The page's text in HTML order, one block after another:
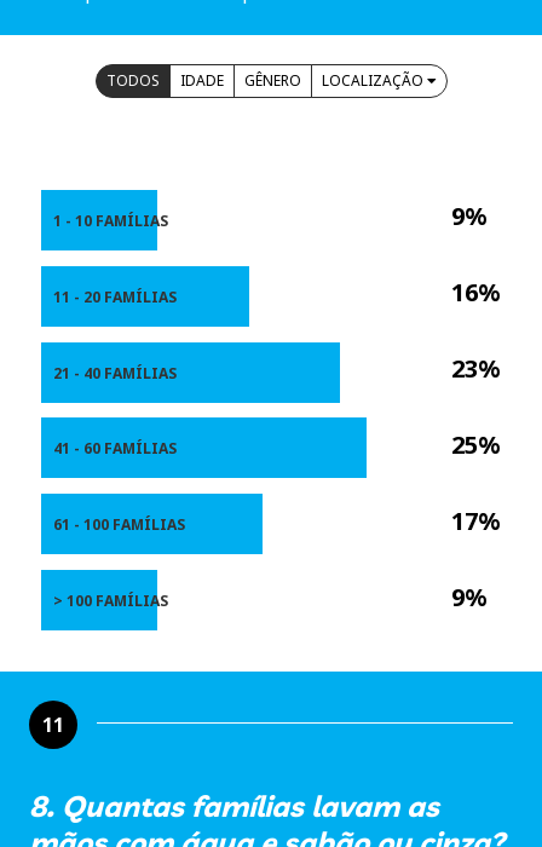
TODOS IDADE GÊNERO LOCALIZAÇÃO
9%
16%
23%
25%
17%
9%
1 - 10 FAMÍLIAS
11 - 20 FAMÍLIAS
21 - 40 FAMÍLIAS
41 - 60 FAMÍLIAS
61 - 100 FAMÍLIAS
> 100 FAMÍLIAS
11
8. Quantas famílias lavam as